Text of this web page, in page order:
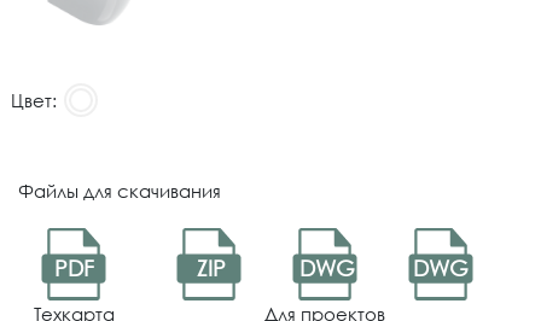
Цвет:
Файлы для скачивания
PDF
Техкарта
ZIP DWG DWG
Для проектов